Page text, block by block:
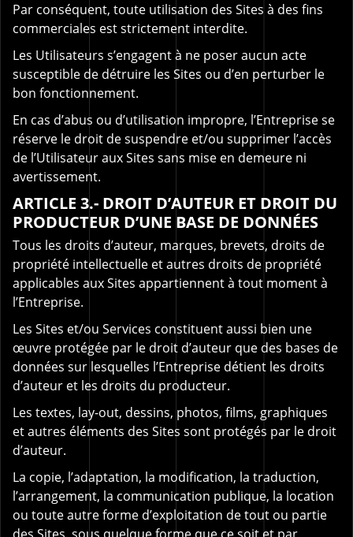
Par conséquent, toute utilisation des Sites à des fins
commerciales est strictement interdite.
Les Utilisateurs s’engagent à ne poser aucun acte
susceptible de détruire les Sites ou d’en perturber le
bon fonctionnement.
En cas d’abus ou d’utilisation impropre, l’Entreprise se
réserve le droit de suspendre et/ou supprimer l’accès
de l’Utilisateur aux Sites sans mise en demeure ni
avertissement.
ARTICLE 3.- DROIT D’AUTEUR ET DROIT DU
PRODUCTEUR D’UNE BASE DE DONNÉES
Tous les droits d’auteur, marques, brevets, droits de
propriété intellectuelle et autres droits de propriété
applicables aux Sites appartiennent à tout moment à
l’Entreprise.
Les Sites et/ou Services constituent aussi bien une
œuvre protégée par le droit d’auteur que des bases de
données sur lesquelles l’Entreprise détient les droits
d’auteur et les droits du producteur.
Les textes, lay-out, dessins, photos, films, graphiques
et autres éléments des Sites sont protégés par le droit
d’auteur.
La copie, l’adaptation, la modification, la traduction,
l’arrangement, la communication publique, la location
ou toute autre forme d’exploitation de tout ou partie